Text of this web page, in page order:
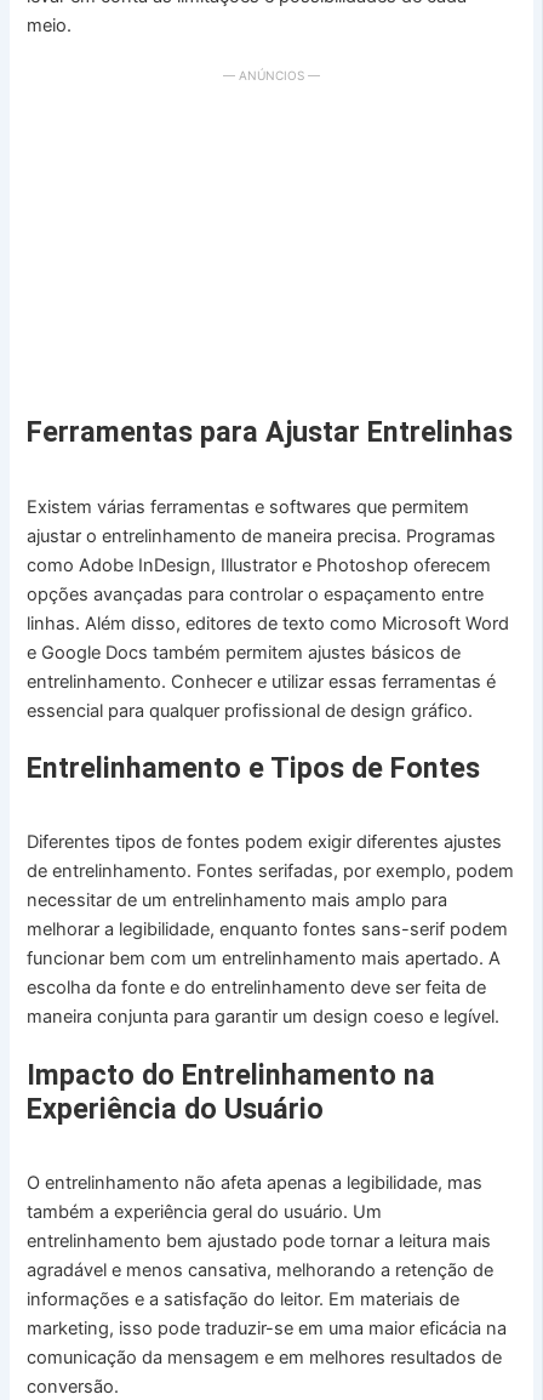
meio.
— ANÚNCIOS —
Ferramentas para Ajustar Entrelinhas
Existem várias ferramentas e softwares que permitem
ajustar o entrelinhamento de maneira precisa. Programas
como Adobe InDesign, Illustrator e Photoshop oferecem
opções avançadas para controlar o espaçamento entre
linhas. Além disso, editores de texto como Microsoft Word
e Google Docs também permitem ajustes básicos de
entrelinhamento. Conhecer e utilizar essas ferramentas é
essencial para qualquer profissional de design gráfico.
Entrelinhamento e Tipos de Fontes
Diferentes tipos de fontes podem exigir diferentes ajustes
de entrelinhamento. Fontes serifadas, por exemplo, podem
necessitar de um entrelinhamento mais amplo para
melhorar a legibilidade, enquanto fontes sans-serif podem
funcionar bem com um entrelinhamento mais apertado. A
escolha da fonte e do entrelinhamento deve ser feita de
maneira conjunta para garantir um design coeso e legível.
Impacto do Entrelinhamento na
Experiência do Usuário
O entrelinhamento não afeta apenas a legibilidade, mas
também a experiência geral do usuário. Um
entrelinhamento bem ajustado pode tornar a leitura mais
agradável e menos cansativa, melhorando a retenção de
informações e a satisfação do leitor. Em materiais de
marketing, isso pode traduzir-se em uma maior eficácia na
comunicação da mensagem e em melhores resultados de
conversão.